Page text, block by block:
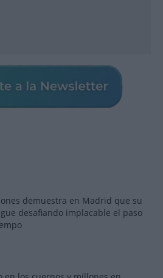
demuestra en Madrid que su
desafiando implacable el paso